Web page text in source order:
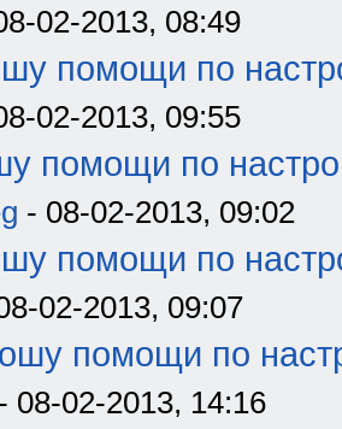
02-2013, 08:49
помощи по
02-2013, 09:55
помощи по
- 08-02-2013, 09:02
помощи по
02-2013, 09:07
помощи по
- 08-02-2013, 14:16